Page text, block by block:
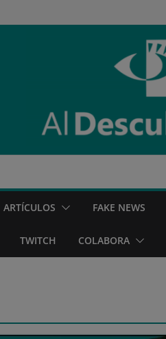
ARTÍCULOS FAKE NEWS
TWITCH COLABORA